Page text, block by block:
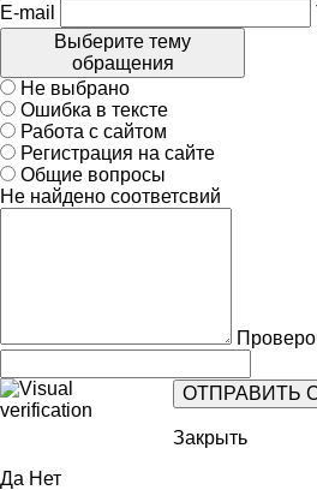
E-mail
Выберите тему
обращения
Не выбрано
Ошибка в тексте
Работа с сайтом
Регистрация на сайте
Общие вопросы
Не найдено соответсвий
Закрыть
Да Нет